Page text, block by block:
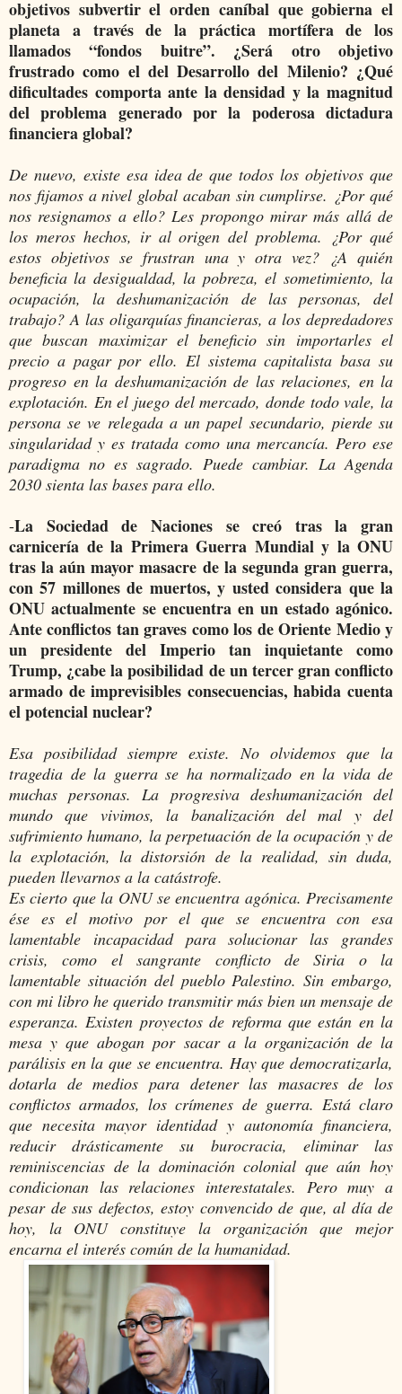
objetivos subvertir el orden caníbal que gobierna el
planeta a través de la práctica mortífera de los
llamados “fondos buitre”. ¿Será otro objetivo
frustrado como el del Desarrollo del Milenio? ¿Qué
dificultades comporta ante la densidad y la magnitud
del problema generado por la poderosa dictadura
financiera global?
De nuevo, existe esa idea de que todos los objetivos que
nos fijamos a nivel global acaban sin cumplirse. ¿Por qué
nos resignamos a ello? Les propongo mirar más allá de
los meros hechos, ir al origen del problema. ¿Por qué
estos objetivos se frustran una y otra vez? ¿A quién
beneficia la desigualdad, la pobreza, el sometimiento, la
ocupación, la deshumanización de las personas, del
trabajo? A las oligarquías financieras, a los depredadores
que buscan maximizar el beneficio sin importarles el
precio a pagar por ello. El sistema capitalista basa su
progreso en la deshumanización de las relaciones, en la
explotación. En el juego del mercado, donde todo vale, la
persona se ve relegada a un papel secundario, pierde su
singularidad y es tratada como una mercancía. Pero ese
paradigma no es sagrado. Puede cambiar. La Agenda
2030 sienta las bases para ello.
-La Sociedad de Naciones se creó tras la gran
carnicería de la Primera Guerra Mundial y la ONU
tras la aún mayor masacre de la segunda gran guerra,
con 57 millones de muertos, y usted considera que la
ONU actualmente se encuentra en un estado agónico.
Ante conflictos tan graves como los de Oriente Medio y
un presidente del Imperio tan inquietante como
Trump, ¿cabe la posibilidad de un tercer gran conflicto
armado de imprevisibles consecuencias, habida cuenta
el potencial nuclear?
Esa posibilidad siempre existe. No olvidemos que la
tragedia de la guerra se ha normalizado en la vida de
muchas personas. La progresiva deshumanización del
mundo que vivimos, la banalización del mal y del
sufrimiento humano, la perpetuación de la ocupación y de
la explotación, la distorsión de la realidad, sin duda,
pueden llevarnos a la catástrofe.
Es cierto que la ONU se encuentra agónica. Precisamente
ése es el motivo por el que se encuentra con esa
lamentable incapacidad para solucionar las grandes
crisis, como el sangrante conflicto de Siria o la
lamentable situación del pueblo Palestino. Sin embargo,
con mi libro he querido transmitir más bien un mensaje de
esperanza. Existen proyectos de reforma que están en la
mesa y que abogan por sacar a la organización de la
parálisis en la que se encuentra. Hay que democratizarla,
dotarla de medios para detener las masacres de los
conflictos armados, los crímenes de guerra. Está claro
que necesita mayor identidad y autonomía financiera,
reducir drásticamente su burocracia, eliminar las
reminiscencias de la dominación colonial que aún hoy
condicionan las relaciones interestatales. Pero muy a
pesar de sus defectos, estoy convencido de que, al día de
hoy, la ONU constituye la organización que mejor
encarna el interés común de la humanidad.